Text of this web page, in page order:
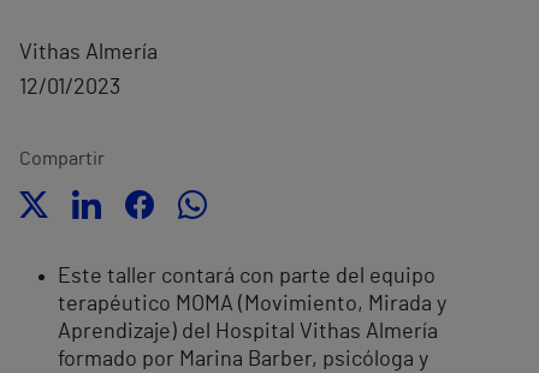
Vithas Almería
12/01/2023
Compartir
Este taller contará con parte del equipo
terapéutico MOMA (Movimiento, Mirada y
Aprendizaje) del Hospital Vithas Almería
formado por Marina Barber, psicóloga y